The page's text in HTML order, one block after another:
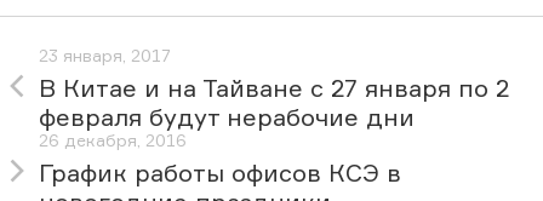
23 января, 2017
В Китае и на Тайване с 27 января по 2
февраля будут нерабочие дни
26 декабря, 2016
График работы офисов КСЭ в